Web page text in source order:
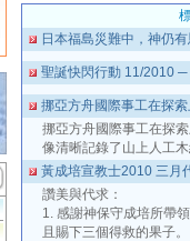
日本福島災難中，神仍
聖誕快閃行動 11/2010
挪亞方舟國際事工在探
挪亞方舟國際事工在探
像清晰記錄了山上人工
黃成培宣教士2010 三月
讚美與代求：
1. 感謝神保守成培所帶
且賜下三個得救的果子。